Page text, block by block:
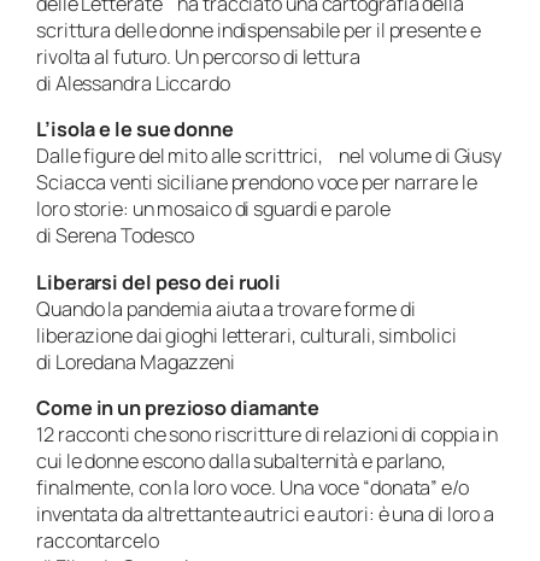
scrittura delle donne indispensabile per il presente e
rivolta al futuro. Un percorso di lettura
di Alessandra Liccardo
L’isola e le sue donne
Dalle figure del mito alle scrittrici, nel volume di Giusy
Sciacca venti siciliane prendono voce per narrare le
loro storie: un mosaico di sguardi e parole
di Serena Todesco
Liberarsi del peso dei ruoli
Quando la pandemia aiuta a trovare forme di
liberazione dai gioghi letterari, culturali, simbolici
di Loredana Magazzeni
Come in un prezioso diamante
12 racconti che sono riscritture di relazioni di coppia in
cui le donne escono dalla subalternità e parlano,
finalmente, con la loro voce. Una voce “donata” e/o
inventata da altrettante autrici e autori: è una di loro a
raccontarcelo